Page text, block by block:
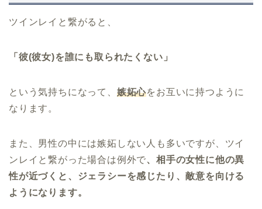
ツインレイと繋がると、
「彼(彼女)を誰にも取られたくない」
という気持ちになって、 嫉妬心をお互いに持つように
なります。
また、男性の中には嫉妬しない人も多いですが、ツイ
ンレイと繋がった場合は例外で、相手の女性に他の異
性が近づくと、ジェラシーを感じたり、敵意を向ける
ようになります。